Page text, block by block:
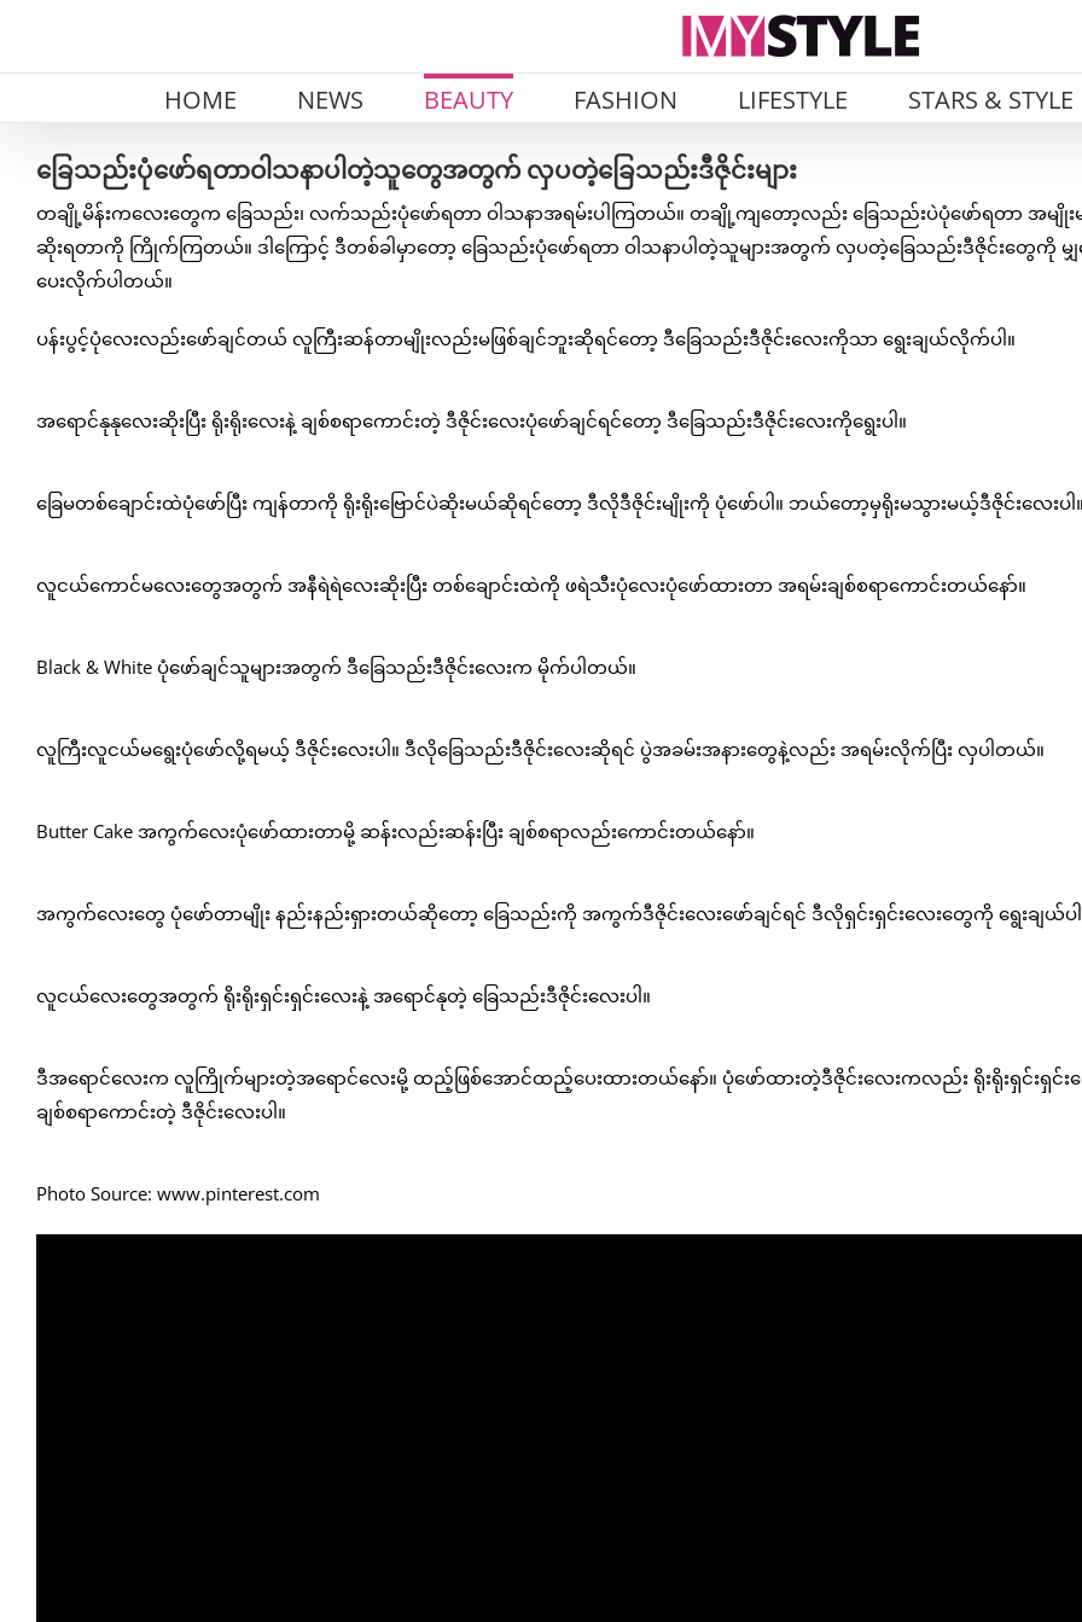
HOME NEWS BEAUTY FASHION LIFESTYLE STARS & STYLE
ခြေသည်းပုံဖော်ရတာဝါသနာပါတဲ့သူတွေအတွက် လှပတဲ့ခြေသည်းဒီဇိုင်းများ
တချို့မိန်းကလေးတွေက ခြေသည်း၊ လက်သည်းပုံဖော်ရတာ ဝါသနာအရမ်းပါကြတယ်။ တချို့ကျတော့လည်း ခြေသည်းပဲပုံဖော်ရတာ အမျိုးမ
ဆိုးရတာကို ကြိုက်ကြတယ်။ ဒါကြောင့် ဒီတစ်ခါမှာတော့ ခြေသည်းပုံဖော်ရတာ ဝါသနာပါတဲ့သူများအတွက် လှပတဲ့ခြေသည်းဒီဇိုင်းတွေကို မျှ
ပေးလိုက်ပါတယ်။
ပန်းပွင့်ပုံလေးလည်းဖော်ချင်တယ် လူကြီးဆန်တာမျိုးလည်းမဖြစ်ချင်ဘူးဆိုရင်တော့ ဒီခြေသည်းဒီဇိုင်းလေးကိုသာ ရွေးချယ်လိုက်ပါ။
အရောင်နုနုလေးဆိုးပြီး ရိုးရိုးလေးနဲ့ ချစ်စရာကောင်းတဲ့ ဒီဇိုင်းလေးပုံဖော်ချင်ရင်တော့ ဒီခြေသည်းဒီဇိုင်းလေးကိုရွေးပါ။
ခြေမတစ်ချောင်းထဲပုံဖော်ပြီး ကျန်တာကို ရိုးရိုးဗြောင်ပဲဆိုးမယ်ဆိုရင်တော့ ဒီလိုဒီဇိုင်းမျိုးကို ပုံဖော်ပါ။ ဘယ်တော့မှရိုးမသွားမယ့်ဒီဇိုင်းလေးပါ။
လူငယ်ကောင်မလေးတွေအတွက် အနီရဲရဲလေးဆိုးပြီး တစ်ချောင်းထဲကို ဖရဲသီးပုံလေးပုံဖော်ထားတာ အရမ်းချစ်စရာကောင်းတယ်နော်။
Black & White ပုံဖော်ချင်သူများအတွက် ဒီခြေသည်းဒီဇိုင်းလေးက မိုက်ပါတယ်။
လူကြီးလူငယ်မရွေးပုံဖော်လို့ရမယ့် ဒီဇိုင်းလေးပါ။ ဒီလိုခြေသည်းဒီဇိုင်းလေးဆိုရင် ပွဲအခမ်းအနားတွေနဲ့လည်း အရမ်းလိုက်ပြီး လှပါတယ်။
Butter Cake အကွက်လေးပုံဖော်ထားတာမို့ ဆန်းလည်းဆန်းပြီး ချစ်စရာလည်းကောင်းတယ်နော်။
အကွက်လေးတွေ ပုံဖော်တာမျိုး နည်းနည်းရှားတယ်ဆိုတော့ ခြေသည်းကို အကွက်ဒီဇိုင်းလေးဖော်ချင်ရင် ဒီလိုရှင်းရှင်းလေးတွေကို ရွေးချယ်ပါ
လူငယ်လေးတွေအတွက် ရိုးရိုးရှင်းရှင်းလေးနဲ့ အရောင်နုတဲ့ ခြေသည်းဒီဇိုင်းလေးပါ။
ဒီအရောင်လေးက လူကြိုက်များတဲ့အရောင်လေးမို့ ထည့်ဖြစ်အောင်ထည့်ပေးထားတယ်နော်။ ပုံဖော်ထားတဲ့ဒီဇိုင်းလေးကလည်း ရိုးရိုးရှင်းရှင်း
ချစ်စရာကောင်းတဲ့ ဒီဇိုင်းလေးပါ။
Photo Source: www.pinterest.com